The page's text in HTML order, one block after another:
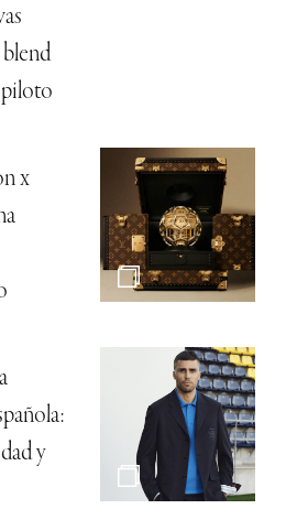
blend
piloto
x
y